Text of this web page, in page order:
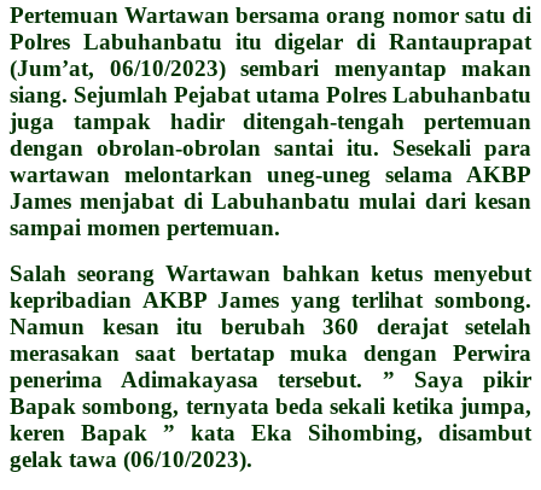
Pertemuan Wartawan bersama orang nomor satu di
Polres Labuhanbatu itu digelar di Rantauprapat
(Jum’at, 06/10/2023) sembari menyantap makan
siang. Sejumlah Pejabat utama Polres Labuhanbatu
juga tampak hadir ditengah-tengah pertemuan
dengan obrolan-obrolan santai itu. Sesekali para
wartawan melontarkan uneg-uneg selama AKBP
James menjabat di Labuhanbatu mulai dari kesan
sampai momen pertemuan.
Salah seorang Wartawan bahkan ketus menyebut
kepribadian AKBP James yang terlihat sombong.
Namun kesan itu berubah 360 derajat setelah
merasakan saat bertatap muka dengan Perwira
penerima Adimakayasa tersebut. ” Saya pikir
Bapak sombong, ternyata beda sekali ketika jumpa,
keren Bapak ” kata Eka Sihombing, disambut
gelak tawa (06/10/2023).